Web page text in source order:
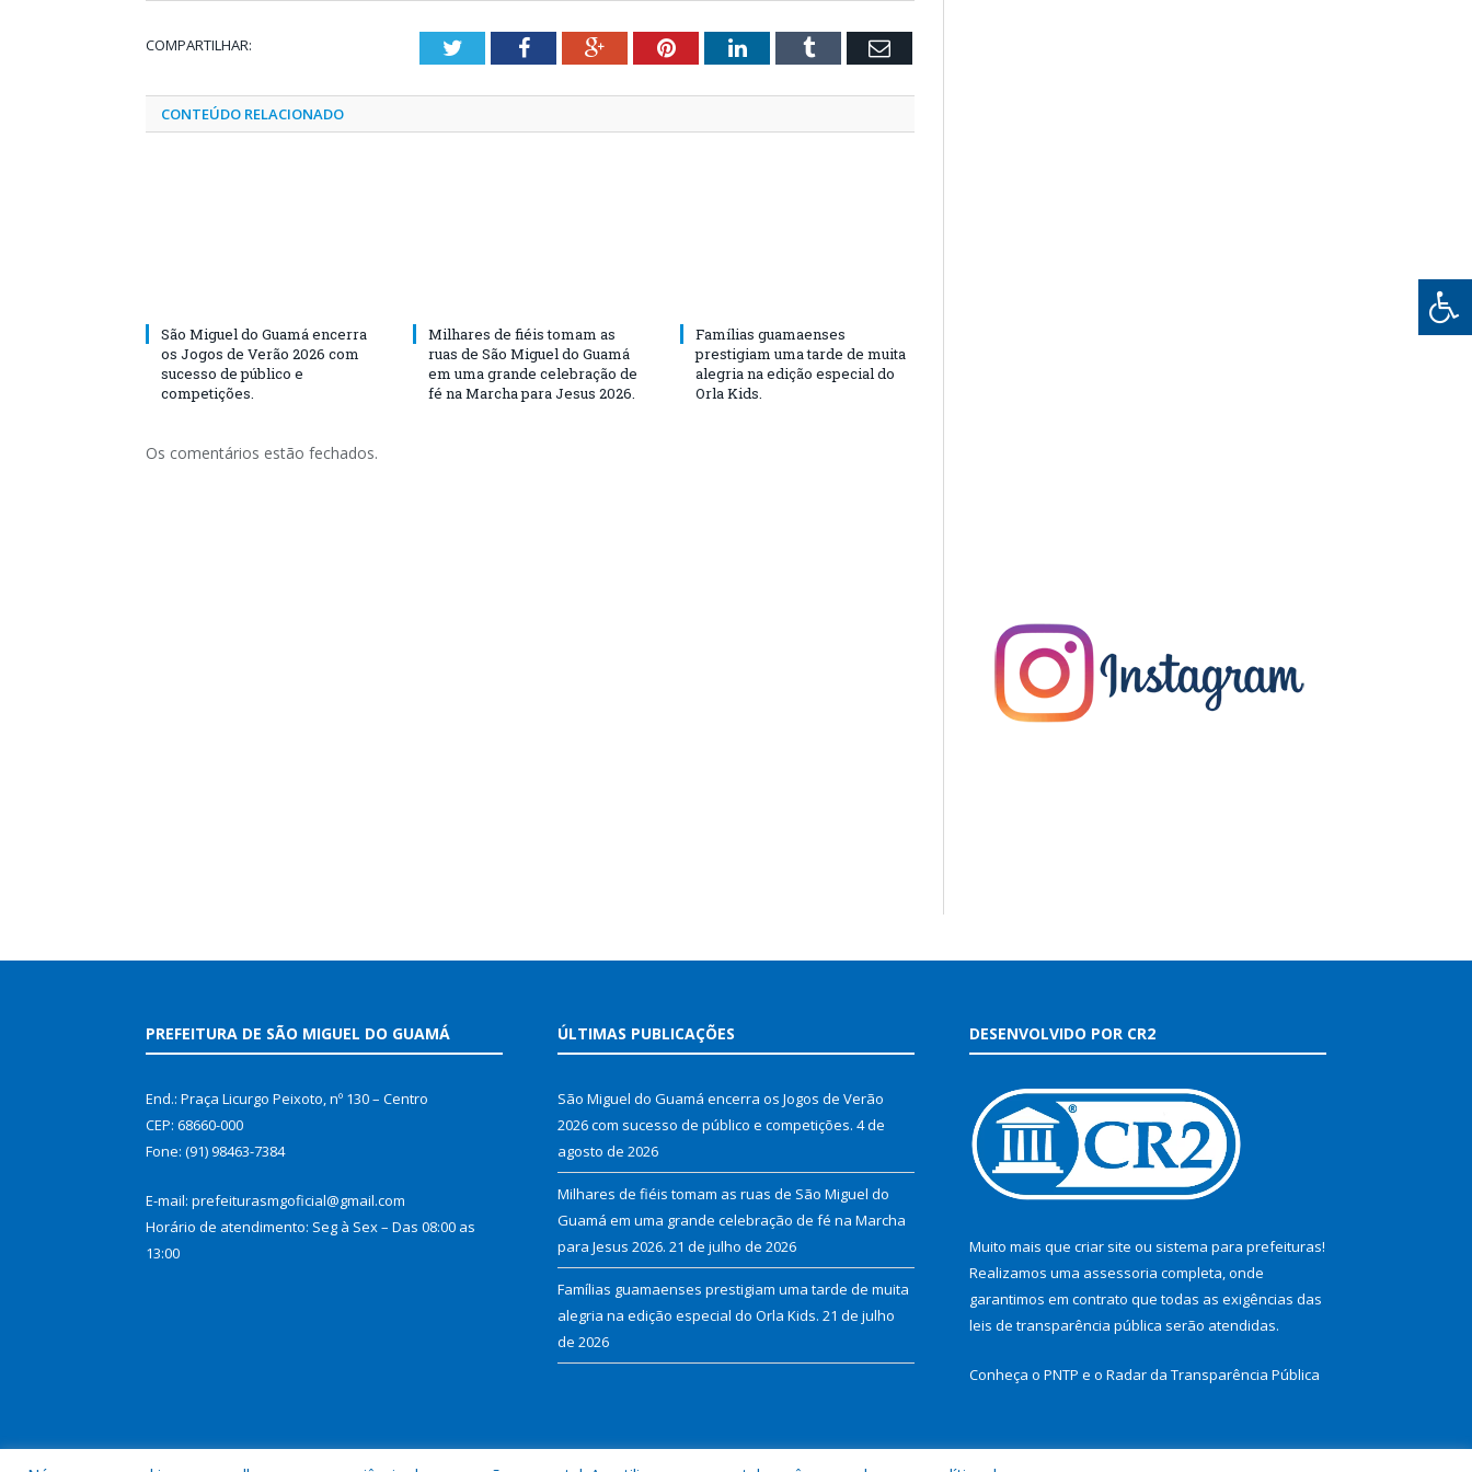
COMPARTILHAR: TwitterFacebookGoogle+PinterestLinkedInTumblr Email
CONTEÚDO RELACIONADO
São Miguel do Guamá encerra
os Jogos de Verão 2026 com
sucesso de público e
competições.
Milhares de fiéis tomam as
ruas de São Miguel do Guamá
em uma grande celebração de
fé na Marcha para Jesus 2026.
Famílias guamaenses
prestigiam uma tarde de muita
alegria na edição especial do
Orla Kids.
Os comentários estão fechados.
PREFEITURA DE SÃO MIGUEL DO GUAMÁ
End.: Praça Licurgo Peixoto, nº 130 – Centro
CEP: 68660-000
Fone: (91) 98463-7384
E-mail: prefeiturasmgoficial@gmail.com
Horário de atendimento: Seg à Sex – Das 08:00 as
13:00
ÚLTIMAS PUBLICAÇÕES
São Miguel do Guamá encerra os Jogos de Verão
2026 com sucesso de público e competições. 4 de
agosto de 2026
Milhares de fiéis tomam as ruas de São Miguel do
Guamá em uma grande celebração de fé na Marcha
para Jesus 2026. 21 de julho de 2026
Famílias guamaenses prestigiam uma tarde de muita
alegria na edição especial do Orla Kids. 21 de julho
de 2026
DESENVOLVIDO POR CR2
Muito mais que criar site ou sistema para prefeituras!
Realizamos uma assessoria completa, onde
garantimos em contrato que todas as exigências das
leis de transparência pública serão atendidas.
Conheça o PNTP e o Radar da Transparência Pública